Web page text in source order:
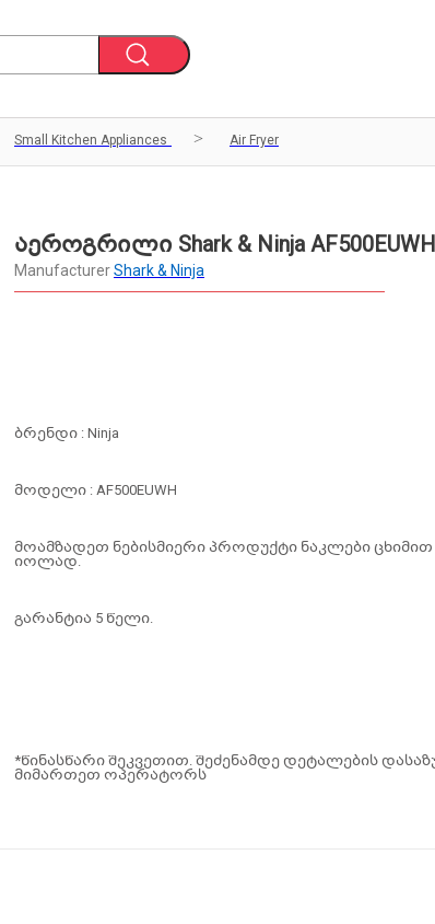
Small Kitchen Appliances Air Fryer
აეროგრილი Shark & Ninja AF500EUWH
ManufacturerShark & Ninja
ბრენდი : Ninja
მოდელი : AF500EUWH
მოამზადეთ ნებისმიერი პროდუქტი ნაკლები
იოლად.
გარანტია 5 წელი.
*წინასწარი შეკვეთით. შეძენამდე დეტალების
მიმართეთ ოპერატორს